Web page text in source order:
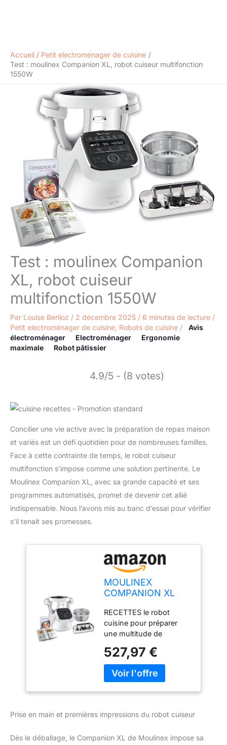
Accueil
Petit electroménager de cuisine
Test : moulinex Companion XL, robot cuiseur multifonction
1550W
Test : moulinex Companion
XL, robot cuiseur
multifonction 1550W
Par Louise Berlioz / 2 décembre 2025 / 6 minutes de lecture /
Petit electroménager de cuisine Robots de cuisine /
Avis
électroménager
Electroménager
Ergonomie
maximale
Robot pâtissier
4.9/5 - (8 votes)
Concilier une vie active avec la préparation de repas maison
et variés est un défi quotidien pour de nombreuses familles.
Face à cette contrainte de temps, le robot cuiseur
multifonction s’impose comme une solution pertinente. Le
Moulinex Companion XL, avec sa grande capacité et ses
programmes automatisés, promet de devenir cet allié
indispensable. Nous l’avons mis au banc d’essai pour vérifier
s’il tenait ses promesses.
MOULINEX
COMPANION XL
Multifonction Bol
4.5L 12
programmes auto
Soupes Gaspacho
Robot de Cuisine
Batteur Mélangeur
Hachoir Pétrin
Cuisson Vapeur
RECETTES le robot
cuisine pour préparer
une multitude de
et sous-programmes
automatiques + un mode
manuel( la langue
Companion permet de
personnes grâce à sa
527,97 €
Prise en main et premières impressions du robot cuiseur
Dès le déballage, le Companion XL de Moulinex impose sa